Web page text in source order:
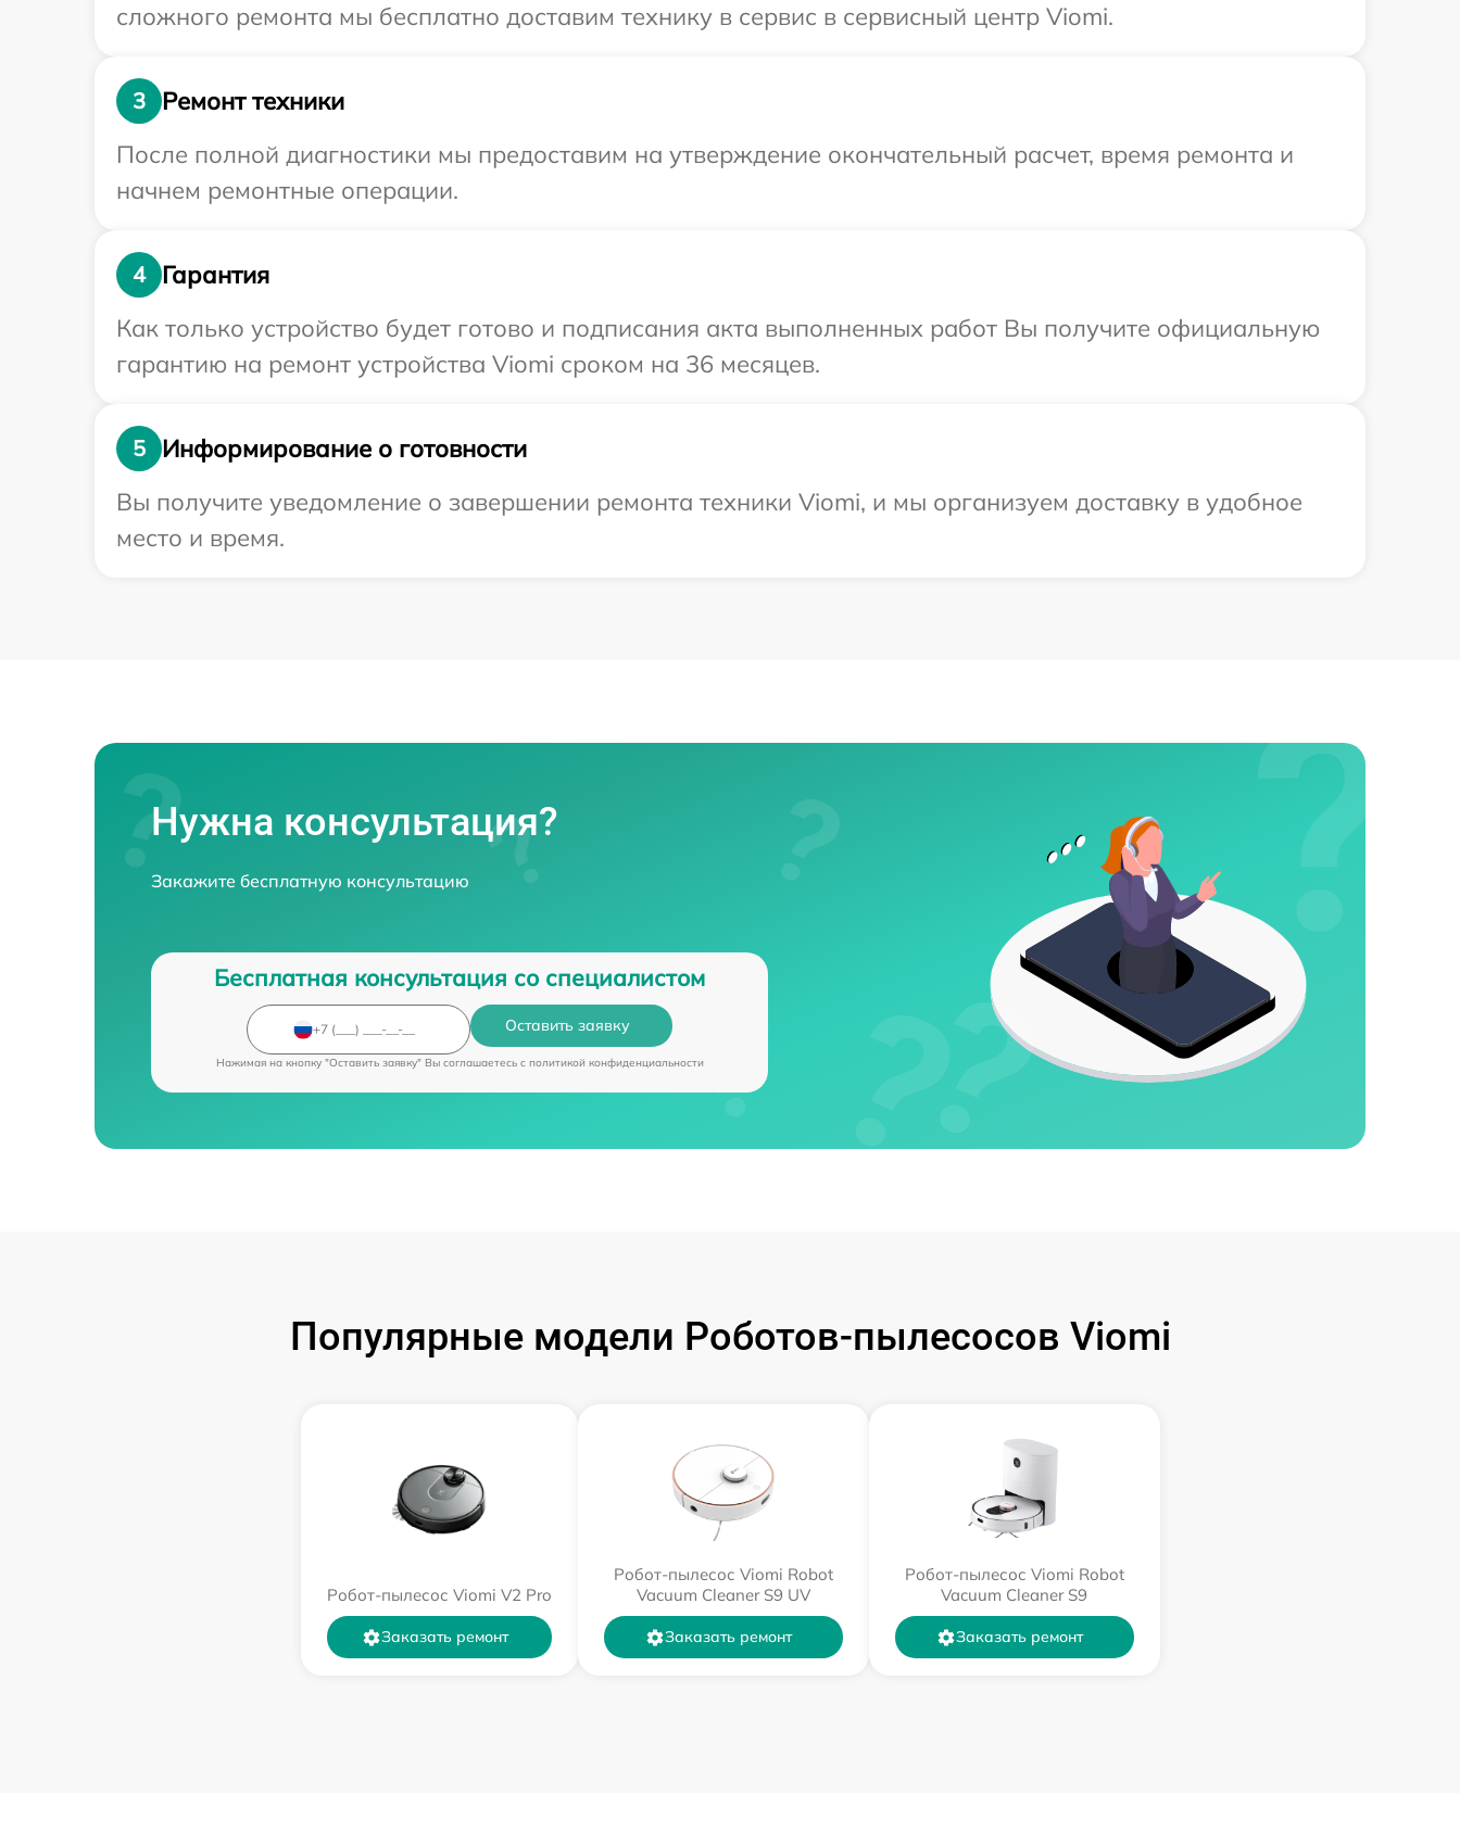
сложного ремонта мы бесплатно доставим технику в сервис в сервисный центр Viomi.
3
Ремонт техники
После полной диагностики мы предоставим на утверждение окончательный расчет, время ремонта и
начнем ремонтные операции.
4
Гарантия
Как только устройство будет готово и подписания акта выполненных работ Вы получите официальную
гарантию на ремонт устройства Viomi сроком на 36 месяцев.
5
Информирование о готовности
Вы получите уведомление о завершении ремонта техники Viomi, и мы организуем доставку в удобное
место и время.
Нужна консультация?
Закажите бесплатную консультацию
Бесплатная консультация со специалистом
Оставить заявку
Нажимая на кнопку "Оставить заявку" Вы соглашаетесь c политикой конфиденциальности
Популярные модели Роботов-пылесосов Viomi
Робот-пылесос Viomi V2 Pro
Заказать ремонт
Робот-пылесос Viomi Robot
Vacuum Cleaner S9 UV
Заказать ремонт
Робот-пылесос Viomi Robot
Vacuum Cleaner S9
Заказать ремонт